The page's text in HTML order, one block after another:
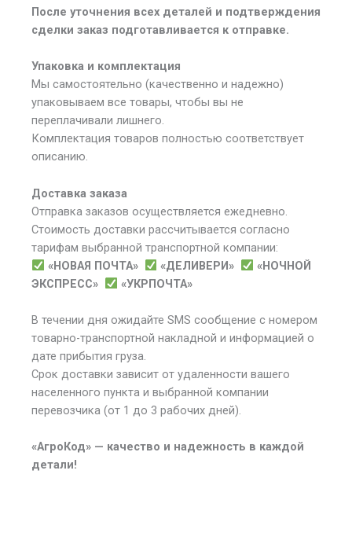
После уточнения всех деталей и подтверждения
сделки заказ подготавливается к отправке.
Упаковка и комплектация
Мы самостоятельно (качественно и надежно)
упаковываем все товары, чтобы вы не
переплачивали лишнего.
Комплектация товаров полностью соответствует
описанию.
Доставка заказа
Отправка заказов осуществляется ежедневно.
Стоимость доставки рассчитывается согласно
тарифам выбранной транспортной компании:
«НОВАЯ ПОЧТА»
«ДЕЛИВЕРИ»
«НОЧНОЙ
ЭКСПРЕСС»
«УКРПОЧТА»
В течении дня ожидайте SMS сообщение с номером
товарно-транспортной накладной и информацией о
дате прибытия груза.
Срок доставки зависит от удаленности вашего
населенного пункта и выбранной компании
перевозчика (от 1 до 3 рабочих дней).
«АгроКод» — качество и надежность в каждой
детали!